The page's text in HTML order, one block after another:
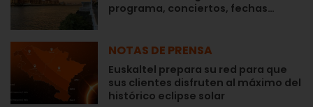
programa, conciertos, fechas…
NOTAS DE PRENSA
Euskaltel prepara su red para que
sus clientes disfruten al máximo del
histórico eclipse solar